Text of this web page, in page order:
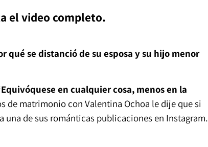
el video completo.
qué se distanció de su esposa y su hijo menor
en cualquier cosa, menos en la
de matrimonio con Valentina Ochoa le dije que si
una de sus románticas publicaciones en Instagram.